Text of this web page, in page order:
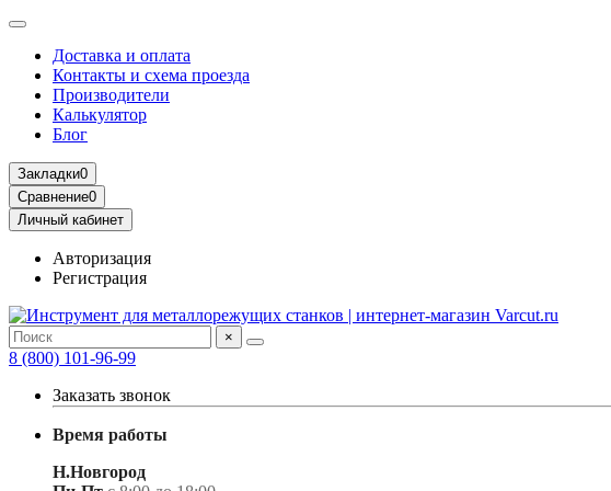
Доставка и оплата
Контакты и схема проезда
Производители
Калькулятор
Блог
Закладки0
Сравнение0
Личный кабинет
Авторизация
Регистрация
×
8 (800) 101-96-99
Заказать звонок
Время работы
Н.Новгород